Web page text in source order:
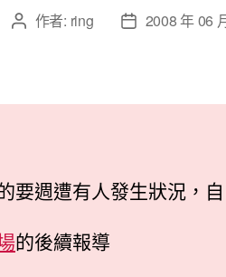
文 作者: ring
文
日
2008 年 06
要週遭有人發生狀況，
的後續報導